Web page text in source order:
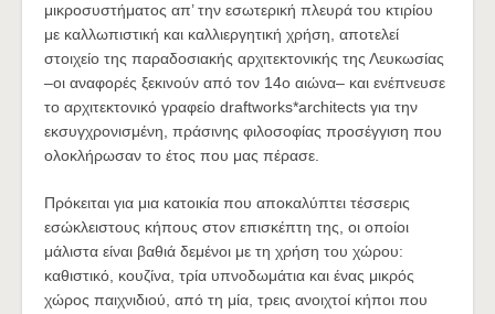
μικροσυστήματος απ’ την εσωτερική πλευρά του κτιρίου
με καλλωπιστική και καλλιεργητική χρήση, αποτελεί
στοιχείο της παραδοσιακής αρχιτεκτονικής της Λευκωσίας
–οι αναφορές ξεκινούν από τον 14ο αιώνα– και ενέπνευσε
το αρχιτεκτονικό γραφείο draftworks*architects για την
εκσυγχρονισμένη, πράσινης φιλοσοφίας προσέγγιση που
ολοκλήρωσαν το έτος που μας πέρασε.
Πρόκειται για μια κατοικία που αποκαλύπτει τέσσερις
εσώκλειστους κήπους στον επισκέπτη της, οι οποίοι
μάλιστα είναι βαθιά δεμένοι με τη χρήση του χώρου:
καθιστικό, κουζίνα, τρία υπνοδωμάτια και ένας μικρός
χώρος παιχνιδιού, από τη μία, τρεις ανοιχτοί κήποι που